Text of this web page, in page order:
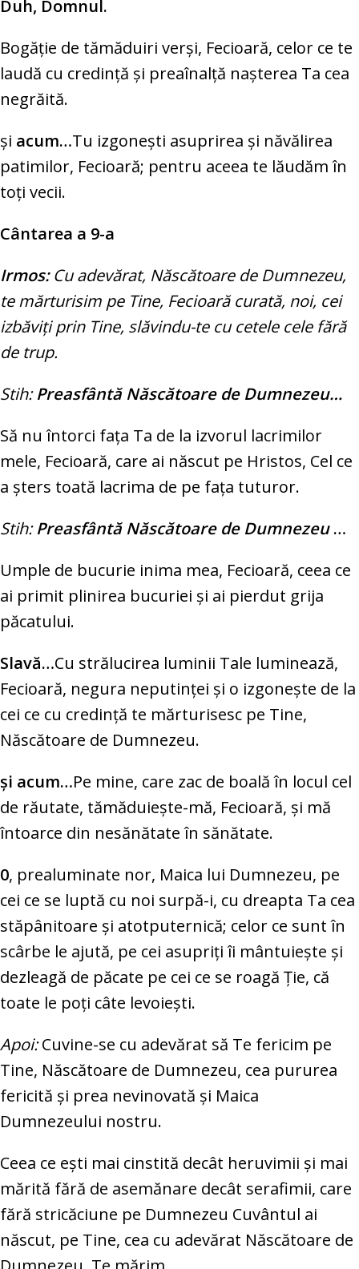
Duh, Domnul.
Bogăţie de tămăduiri verşi, Fecioară, celor ce te
laudă cu credinţă şi preaînalţă naşterea Ta cea
negrăită.
şi acum…Tu izgoneşti asuprirea şi năvălirea
patimilor, Fecioară; pentru aceea te lăudăm în
toţi vecii.
Cântarea a 9-a
Irmos: Cu adevărat, Născătoare de Dumnezeu,
te mărturisim pe Tine, Fecioară curată, noi, cei
izbăviţi prin Tine, slăvindu-te cu cetele cele fără
de trup.
Stih: Preasfântă Născătoare de Dumnezeu…
Să nu întorci faţa Ta de la izvorul lacrimilor
mele, Fecioară, care ai născut pe Hristos, Cel ce
a şters toată lacrima de pe faţa tuturor.
Stih: Preasfântă Născătoare de Dumnezeu…
Umple de bucurie inima mea, Fecioară, ceea ce
ai primit plinirea bucuriei şi ai pierdut grija
păcatului.
Slavă…Cu strălucirea luminii Tale luminează,
Fecioară, negura neputinţei şi o izgoneşte de la
cei ce cu credinţă te mărturisesc pe Tine,
Născătoare de Dumnezeu.
şi acum…Pe mine, care zac de boală în locul cel
de răutate, tămăduieşte-mă, Fecioară, şi mă
întoarce din nesănătate în sănătate.
0, prealuminate nor, Maica lui Dumnezeu, pe
cei ce se luptă cu noi surpă-i, cu dreapta Ta cea
stăpânitoare şi atotputernică; celor ce sunt în
scârbe le ajută, pe cei asupriţi îi mântuieşte şi
dezleagă de păcate pe cei ce se roagă Ţie, că
toate le poţi câte levoieşti.
Apoi:Cuvine-se cu adevărat să Te fericim pe
Tine, Născătoare de Dumnezeu, cea pururea
fericită şi prea nevinovată şi Maica
Dumnezeului nostru.
Ceea ce eşti mai cinstită decât heruvimii şi mai
mărită fără de asemănare decât serafimii, care
fără stricăciune pe Dumnezeu Cuvântul ai
născut, pe Tine, cea cu adevărat Născătoare de